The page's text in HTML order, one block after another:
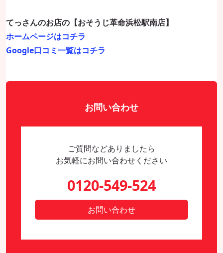
てっさんのお店の【おそうじ革命浜松駅南店】
ホームページはコチラ
Google口コミ一覧はコチラ
お問い合わせ
ご質問などありましたら
お気軽にお問い合わせください
0120-549-524
お問い合わせ